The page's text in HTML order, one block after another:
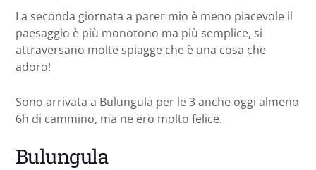
La seconda giornata a parer mio è meno piacevole il
paesaggio è più monotono ma più semplice, si
attraversano molte spiagge che è una cosa che
adoro!
Sono arrivata a Bulungula per le 3 anche oggi almeno
6h di cammino, ma ne ero molto felice.
Bulungula